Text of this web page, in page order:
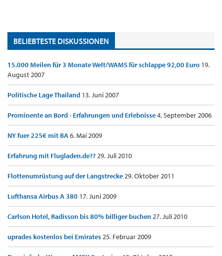
BELIEBTESTE DISKUSSIONEN
15.000 Meilen für 3 Monate Welt/WAMS für schlappe 92,00 Euro 19.
August 2007
Politische Lage Thailand 13. Juni 2007
Prominente an Bord - Erfahrungen und Erlebnisse4. September 2006
NY fuer 225€ mit BA6. Mai 2009
Erfahrung mit Flugladen.de??29. Juli 2010
Flottenumrüstung auf der Langstrecke29. Oktober 2011
Lufthansa Airbus A 380 17. Juni 2009
Carlson Hotel, Radisson bis 80% billiger buchen27. Juli 2010
uprades kostenlos bei Emirates25. Februar 2009